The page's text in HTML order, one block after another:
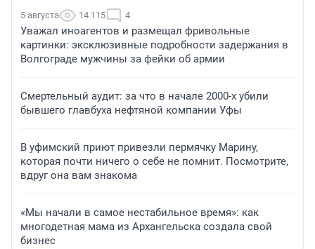
5 августа 14 115 4
Уважал иноагентов и размещал фривольные
картинки: эксклюзивные подробности задержания в
Волгограде мужчины за фейки об армии
Смертельный аудит: за что в начале 2000-х убили
бывшего главбуха нефтяной компании Уфы
В уфимский приют привезли пермячку Марину,
которая почти ничего о себе не помнит. Посмотрите,
вдруг она вам знакома
«Мы начали в самое нестабильное время»: как
многодетная мама из Архангельска создала свой
бизнес